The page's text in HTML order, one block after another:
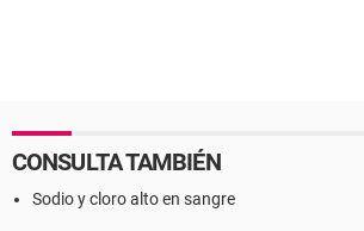
CONSULTA TAMBIÉN
Sodio y cloro alto en sangre